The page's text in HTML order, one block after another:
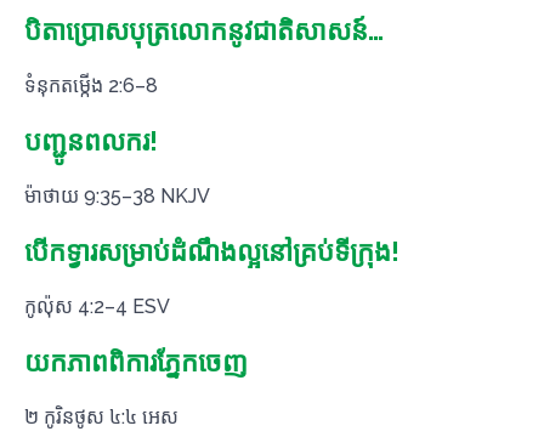
បិតា​ប្រោស​បុត្រ​លោក​នូវ​ជាតិ​សាសន៍…
ទំនុកតម្កើង 2:6–8
បញ្ជូនពលករ!
ម៉ាថាយ 9:35–38 NKJV
បើកទ្វារសម្រាប់ដំណឹងល្អនៅគ្រប់ទីក្រុង!
កូល៉ុស 4:2–4 ESV
យកភាពពិការភ្នែកចេញ
២ កូរិនថូស ៤:៤ អេស